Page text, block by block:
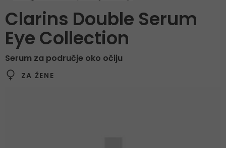
Clarins Double Serum
Eye Collection
Serum za područje oko očiju
ZA ŽENE